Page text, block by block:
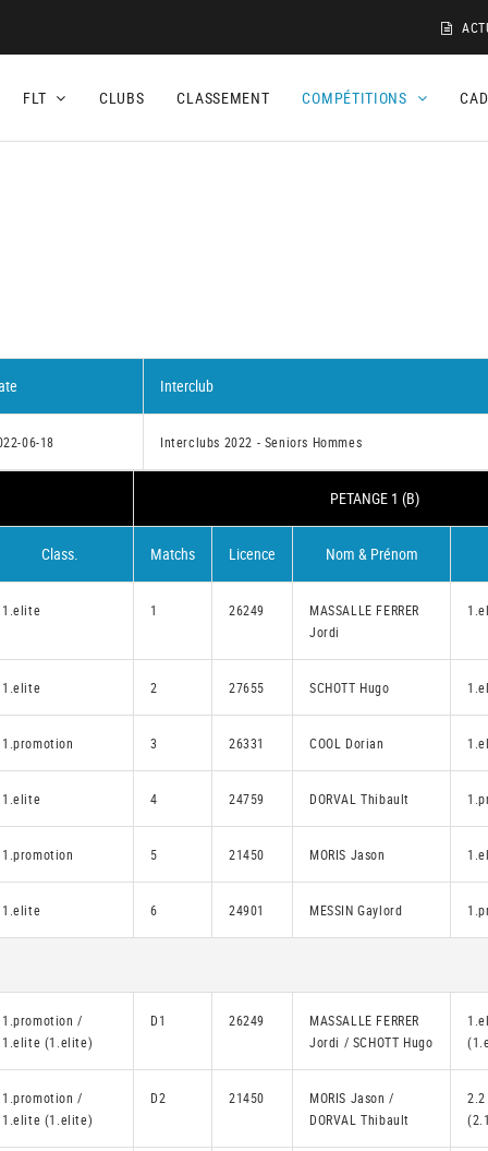
FLT CLUBS CLASSEMENT COMPÉTITIONS
Interclub
06-18 Interclubs 2022 - Seniors Hommes
PETANGE 1 (B)
Class. Matchs Licence Nom & Prénom
1.elite 1 26249
MASSALLE FERRER
Jordi
1.elite 2 27655 SCHOTT Hugo
1.promotion 3 26331 COOL Dorian
1.elite 4 24759 DORVAL Thibault
1.promotion 5 21450 MORIS Jason
1.elite 6 24901 MESSIN Gaylord
1.promotion /
1.elite (1.elite)
D1 26249
MASSALLE FERRER
Jordi / SCHOTT Hugo
1.promotion /
1.elite (1.elite)
D2 21450
MORIS Jason /
DORVAL Thibault